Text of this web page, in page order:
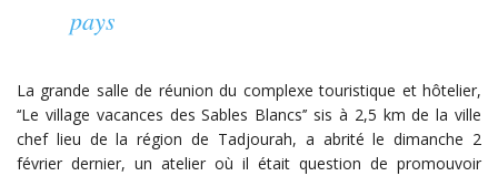
pays
La grande salle de réunion du complexe touristique et hôtelier,
‘‘Le village vacances des Sables Blancs’’ sis à 2,5 km de la ville
chef lieu de la région de Tadjourah, a abrité le dimanche 2
février dernier, un atelier où il était question de promouvoir